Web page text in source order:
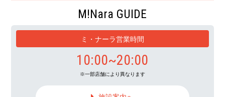
M!Nara GUIDE
ミ・ナーラ営業時間
10:00~20:00
一部店舗により異なります